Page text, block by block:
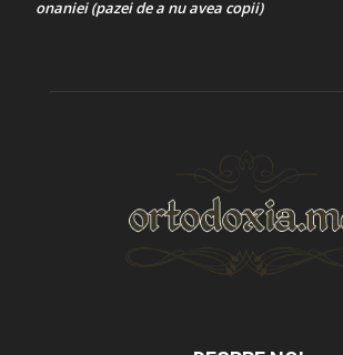
onaniei (pazei de a nu avea copii)